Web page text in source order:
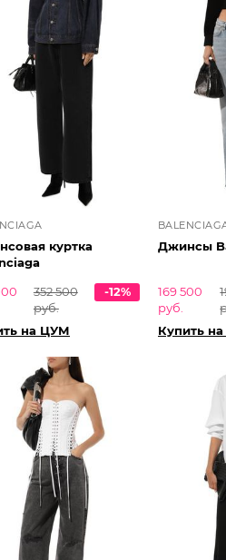
куртка
352 500
руб.
-12%
на ЦУМ
Джинсы
169 500
руб.
Купить